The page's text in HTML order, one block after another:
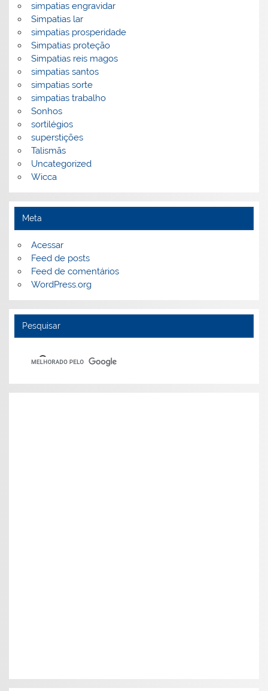
simpatias engravidar
Simpatias lar
simpatias prosperidade
Simpatias proteção
Simpatias reis magos
simpatias santos
simpatias sorte
simpatias trabalho
Sonhos
sortilégios
superstições
Talismãs
Uncategorized
Wicca
Meta
Acessar
Feed de posts
Feed de comentários
WordPress.org
Pesquisar